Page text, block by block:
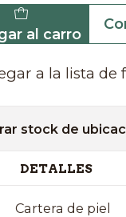
al carro
a la lista de
stock de
DETALLES
Cartera de piel